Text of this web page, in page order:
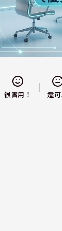
很實用！ 還